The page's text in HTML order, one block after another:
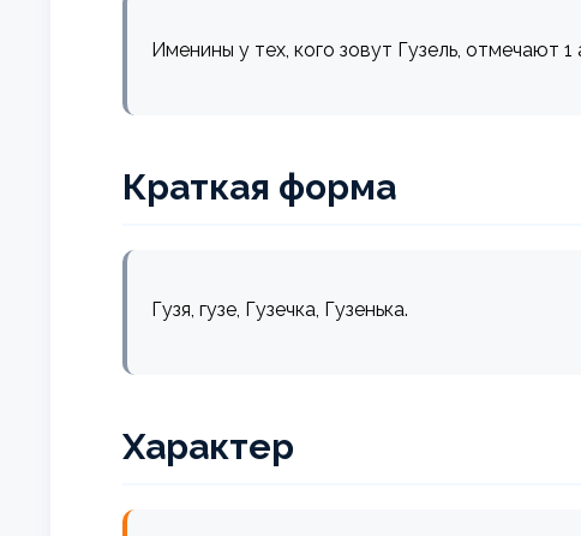
Именины у тех, кого зовут Гузель, отмечают 1
Краткая форма
Гузя, гузе, Гузечка, Гузенька.
Характер